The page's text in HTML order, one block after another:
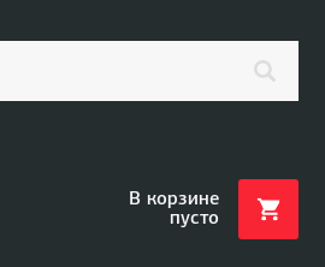
В корзине
пусто